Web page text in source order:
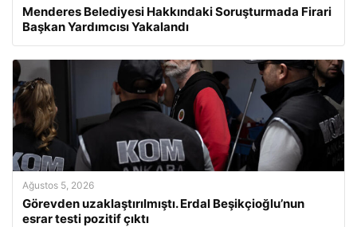
Menderes Belediyesi Hakkındaki Soruşturmada Firari
Başkan Yardımcısı Yakalandı
Ağustos 5, 2026
Görevden uzaklaştırılmıştı. Erdal Beşikçioğlu’nun
esrar testi pozitif çıktı